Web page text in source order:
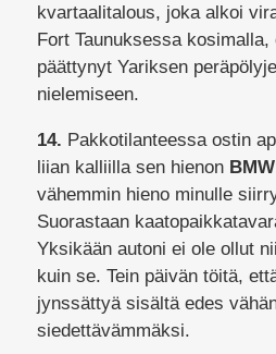
kvartaalitalous, joka alkoi
Fort Taunuksessa kosimalla,
päättynyt Yariksen
nielemiseen.
14. Pakkotilanteessa ostin
liian kalliilla sen hienon BMW
vähemmin hieno minulle
Suorastaan
Yksikään autoni ei ole ollut
kuin se. Tein päivän töitä,
jynssättyä sisältä edes
siedettävämmäksi.